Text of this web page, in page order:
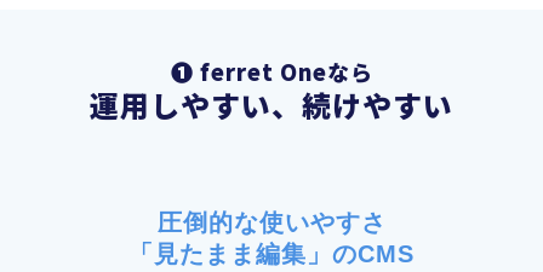
❶ ferret Oneなら
運用しやすい、続けやすい
圧倒的な使いやすさ
「見たまま編集」のCMS